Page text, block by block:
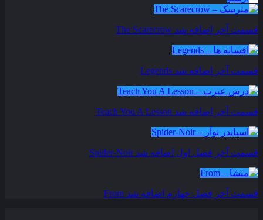
قسمت آخر اضافه شد The Scarecrow
قسمت آخر اضافه شد Legends
قسمت آخر اضافه شد Teach You A Lesson
قسمت آخر فصل اول اضافه شد Spider-Noir
قسمت آخر فصل چهارم اضافه شد From